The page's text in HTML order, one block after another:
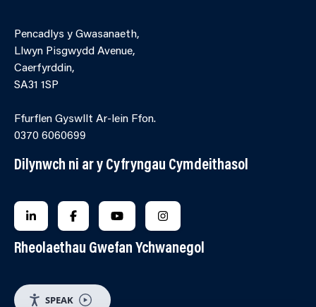
Pencadlys y Gwasanaeth,
Llwyn Pisgwydd Avenue,
Caerfyrddin,
SA31 1SP
Ffurflen Gyswllt Ar-lein Ffon.
0370 6060699
Dilynwch ni ar y Cyfryngau Cymdeithasol
FOLLOW US ON LINKEDIN
FOLLOW US ON FACEBOOK
FOLLOW US ON YOUTUBE
FOLLOW US ON
Rheolaethau Gwefan Ychwanegol
SPEAK